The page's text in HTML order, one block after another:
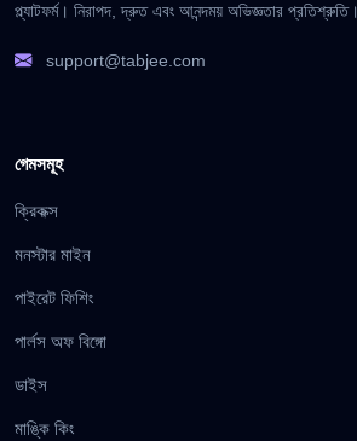
প্ল্যাটফর্ম। নিরাপদ, দ্রুত এবং আনন্দময় অভিজ্ঞতার প্রতিশ্রুতি।
support@tabjee.com
গেমসমূহ
ক্রিকক্স
মনস্টার মাইন
পাইরেট ফিশিং
পার্লস অফ বিঙ্গো
ডাইস
মাঙ্কি কিং